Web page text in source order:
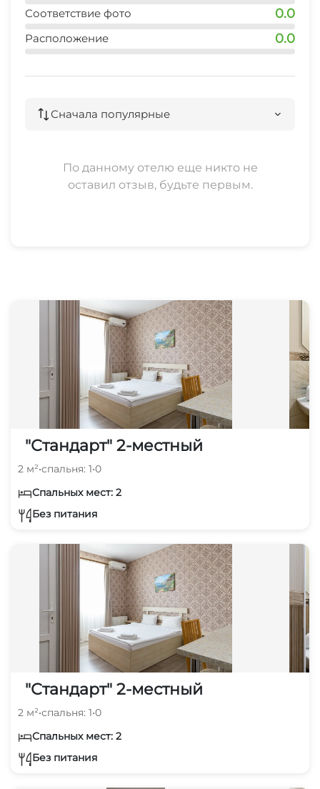
Охраняемая территория
Соответствие фото 0.0
Расположение 0.0
Сначала популярные
По данному отелю еще никто не
оставил отзыв, будьте первым.
"Стандарт" 2-местный
2 м²•спальня: 1•0
Спальных мест: 2
Без питания
"Стандарт" 2-местный
2 м²•спальня: 1•0
Спальных мест: 2
Без питания